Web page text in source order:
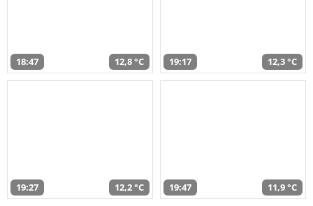
18:47 12,8 °C 19:17 12,3 °C
19:27 12,2 °C 19:47 11,9 °C